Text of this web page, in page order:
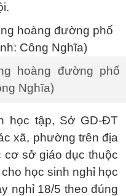
hoàng đường phố
Nghĩa)
học tập, Sở GD-ĐT
xã, phường trên địa
cơ sở giáo dục thuộc
học sinh nghỉ học
nghỉ 18/5 theo đúng